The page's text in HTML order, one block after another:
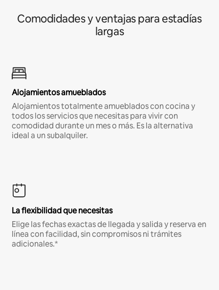
Comodidades y ventajas para estadías
largas
Alojamientos amueblados
Alojamientos totalmente amueblados con cocina y
todos los servicios que necesitas para vivir con
comodidad durante un mes o más. Es la alternativa
ideal a un subalquiler.
La flexibilidad que necesitas
Elige las fechas exactas de llegada y salida y reserva en
línea con facilidad, sin compromisos ni trámites
adicionales.*